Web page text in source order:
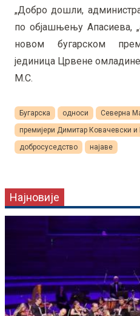
„Добро дошли,
по објашњењу Апасиева,
новом бугарском
јединица Црвене
М.С.
Бугарска односи Северна
премијери Димитар Ковачевски и
добросуседство
најаве
Најновије